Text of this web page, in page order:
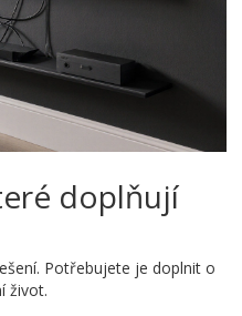
doplňují
Potřebujete je doplnit o
život.